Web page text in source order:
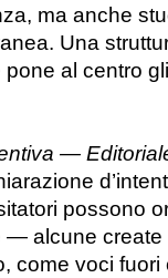
ma anche
Una
al centro
—
possono
— alcune create
come voci fuori